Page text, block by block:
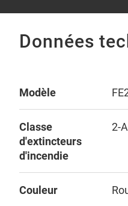
Données
Modèle
Classe
d'extincteurs
d'incendie
2-
Couleur